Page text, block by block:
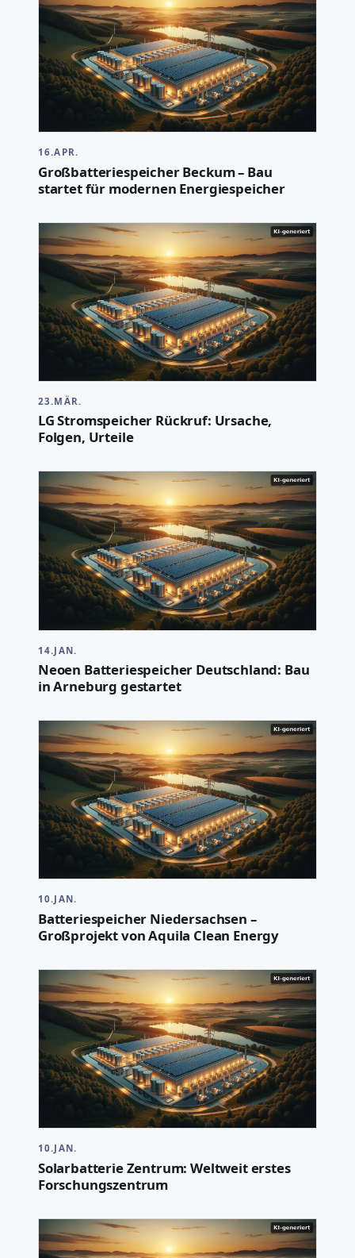
16.APR.
Großbatteriespeicher Beckum – Bau
startet für modernen Energiespeicher
23.MÄR.
LG Stromspeicher Rückruf: Ursache,
Folgen, Urteile
14.JAN.
Neoen Batteriespeicher Deutschland: Bau
in Arneburg gestartet
10.JAN.
Batteriespeicher Niedersachsen –
Großprojekt von Aquila Clean Energy
10.JAN.
Solarbatterie Zentrum: Weltweit erstes
Forschungszentrum